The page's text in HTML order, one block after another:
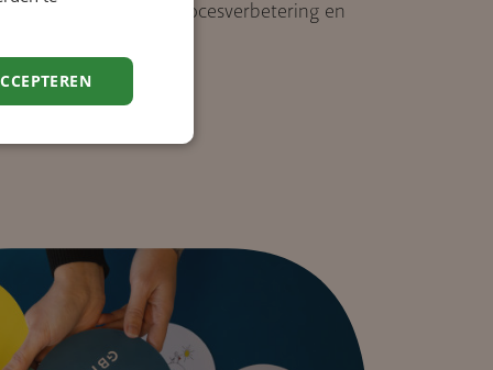
digitalisering en procesverbetering en